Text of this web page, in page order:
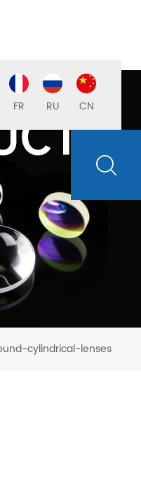
FR RU CN
cylindrical-lenses